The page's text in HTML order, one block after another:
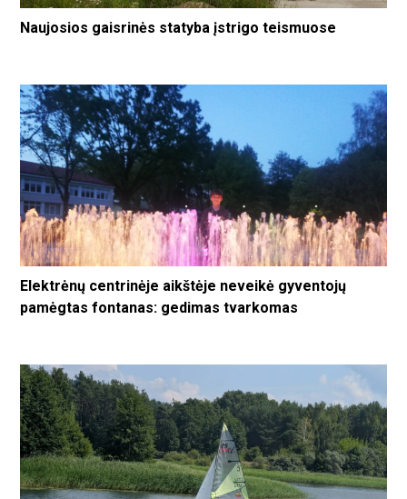
Naujosios gaisrinės statyba įstrigo teismuose
Elektrėnų centrinėje aikštėje neveikė gyventojų
pamėgtas fontanas: gedimas tvarkomas